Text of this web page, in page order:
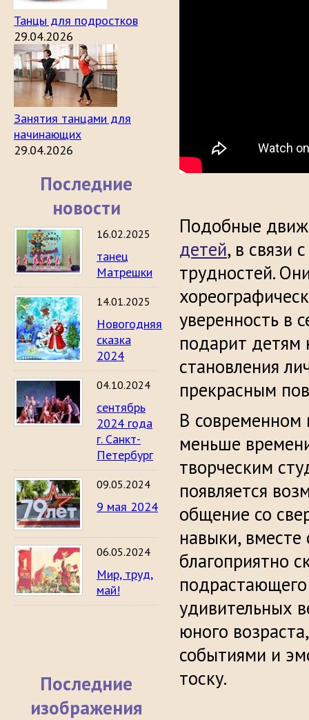
Танцы для подростков
29.04.2026
Занятия танцами для
начинающих
29.04.2026
Последние
новости
16.02.2025
танец
Матрешки
14.01.2025
Новогодняя
сказка
2024
04.10.2024
сентябрь
2024 года
г. Санкт-
Петербург
09.05.2024
9 мая 2024
06.05.2024
Мир, труд,
май!
Последние
изображения
Подобные
детей, в связи
трудностей.
уверенность в
подарит детям
становления
прекрасным
В современном
меньше
творческим
появляется
общение со
навыки, вместе
благоприятно
удивительных
юного
событиями и
тоску.